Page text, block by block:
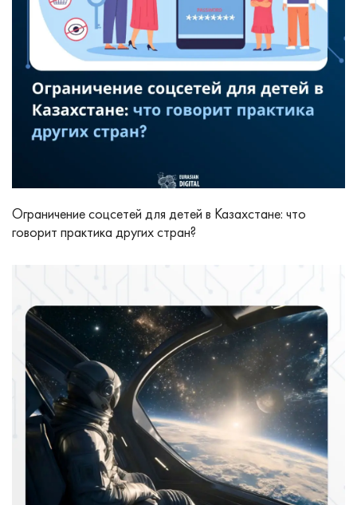
Ограничение соцсетей для детей в Казахстане: что
говорит практика других стран?